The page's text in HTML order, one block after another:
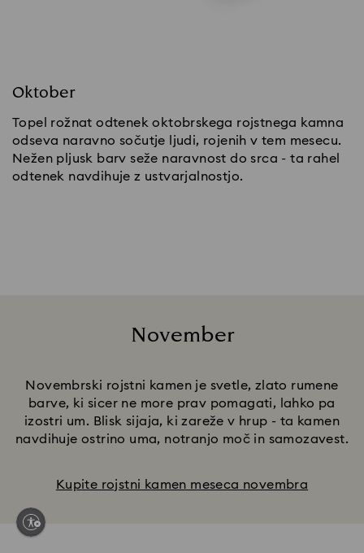
Oktober
Topel rožnat odtenek oktobrskega rojstnega kamna
odseva naravno sočutje ljudi, rojenih v tem mesecu.
Nežen pljusk barv seže naravnost do srca - ta rahel
odtenek navdihuje z ustvarjalnostjo.
November
Novembrski rojstni kamen je svetle, zlato rumene
barve, ki sicer ne more prav pomagati, lahko pa
izostri um. Blisk sijaja, ki zareže v hrup - ta kamen
navdihuje ostrino uma, notranjo moč in samozavest.
Kupite rojstni kamen meseca novembra